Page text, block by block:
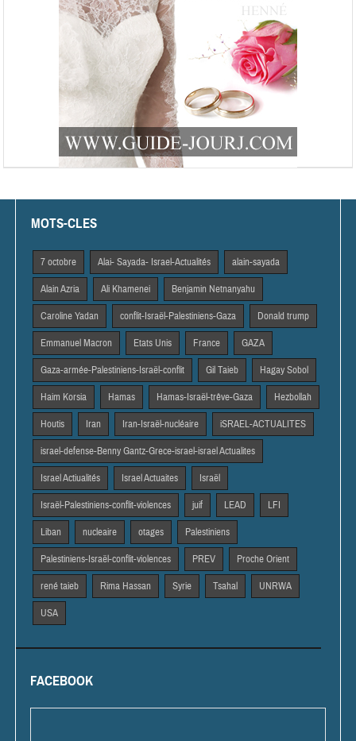
MOTS-CLES
7 octobre Alai- Sayada- Israel-Actualités alain-sayada
Alain Azria Ali Khamenei Benjamin Netnanyahu
Caroline Yadan conflit-Israël-Palestiniens-Gaza Donald trump
Emmanuel Macron Etats Unis France GAZA
Gaza-armée-Palestiniens-Israël-conflit Gil Taieb Hagay Sobol
Haim Korsia Hamas Hamas-Israël-trêve-Gaza Hezbollah
Houtis Iran Iran-Israël-nucléaire iSRAEL-ACTUALITES
israel-defense-Benny Gantz-Grece-israel-israel Actualites
Israel Actiualités Israel Actuaites Israël
Israël-Palestiniens-conflit-violences juif LEAD LFI
Liban nucleaire otages Palestiniens
Palestiniens-Israël-conflit-violences PREV Proche Orient
rené taieb Rima Hassan Syrie Tsahal UNRWA
USA
FACEBOOK